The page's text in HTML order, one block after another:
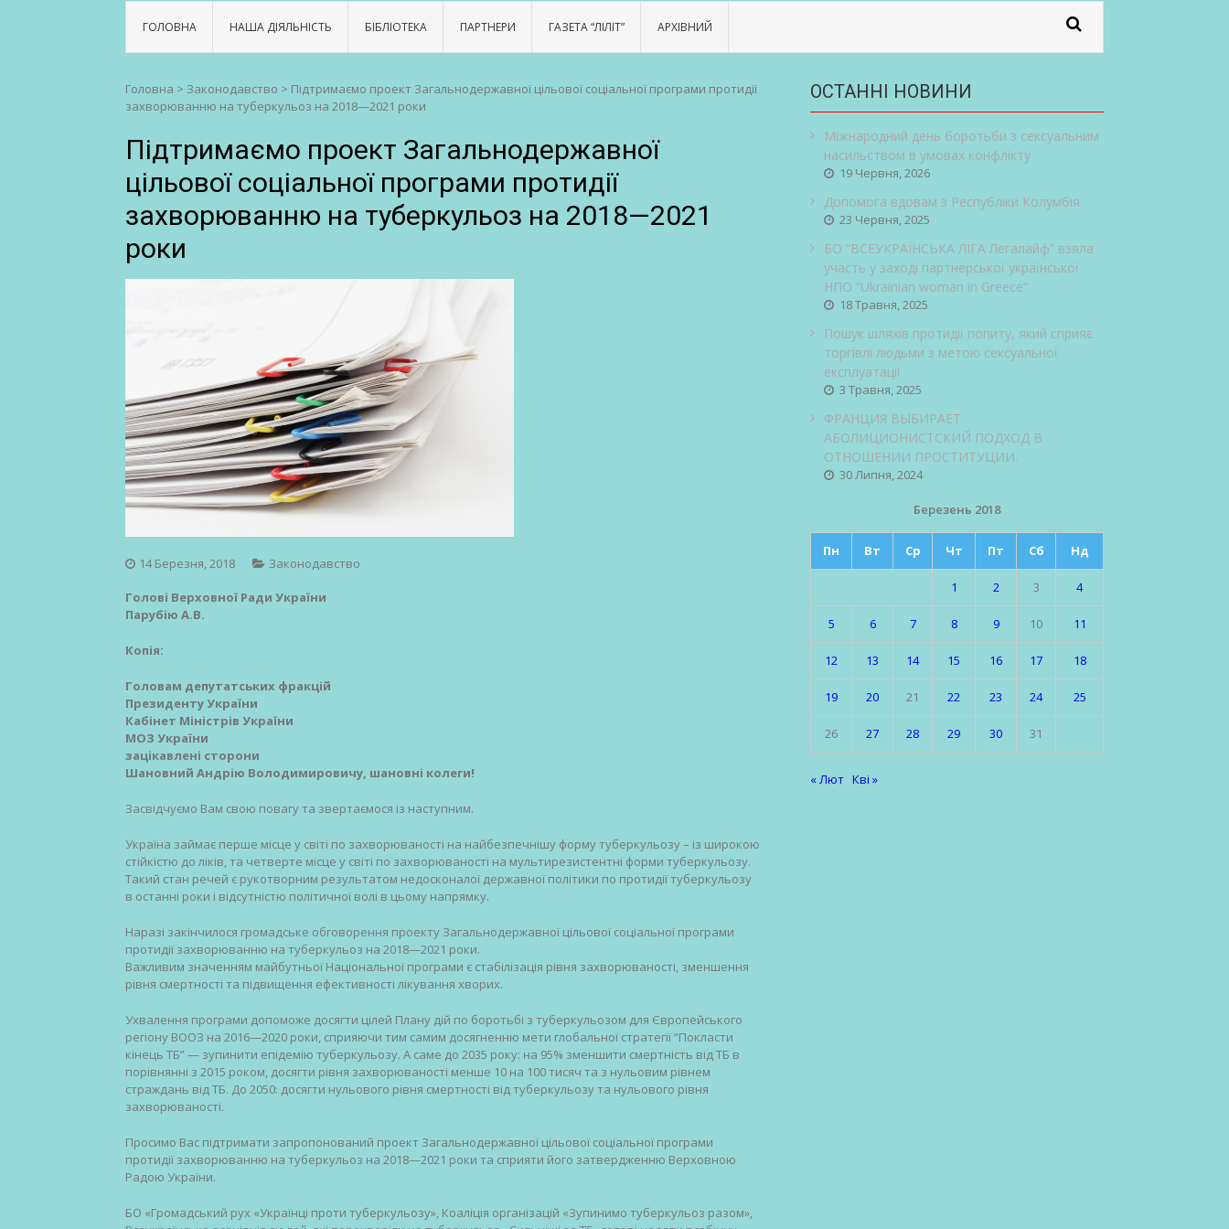
ГОЛОВНА НАША ДІЯЛЬНІСТЬ БІБЛІОТЕКА ПАРТНЕРИ ГАЗЕТА “ЛІЛІТ” АРХІВНИЙ
Головна > Законодавство > Підтримаємо проект Загальнодержавної цільової соціальної програми протидії
захворюванню на туберкульоз на 2018—2021 роки
Підтримаємо проект Загальнодержавної
цільової соціальної програми протидії
захворюванню на туберкульоз на 2018—2021
роки
14 Березня, 2018 Законодавство
Голові Верховної Ради України
Парубію А.В.
Копія:
Головам депутатських фракцій
Президенту України
Кабінет Міністрів України
МОЗ України
зацікавлені сторони
Шановний Андрію Володимировичу, шановні колеги!
Засвідчуємо Вам свою повагу та звертаємося із наступним.
Україна займає перше місце у світі по захворюваності на найбезпечнішу форму туберкульозу – із широкою
стійкістю до ліків, та четверте місце у світі по захворюваності на мультирезистентні форми туберкульозу.
Такий стан речей є рукотворним результатом недосконалої державної політики по протидії туберкульозу
в останні роки і відсутністю політичної волі в цьому напрямку.
Наразі закінчилося громадське обговорення проекту Загальнодержавної цільової соціальної програми
протидії захворюванню на туберкульоз на 2018—2021 роки.
Важливим значенням майбутньої Національної програми є стабілізація рівня захворюваності, зменшення
рівня смертності та підвищення ефективності лікування хворих.
Ухвалення програми допоможе досягти цілей Плану дій по боротьбі з туберкульозом для Європейського
регіону ВООЗ на 2016—2020 роки, сприяючи тим самим досягненню мети глобальної стратегії “Покласти
кінець ТБ” — зупинити епідемію туберкульозу. А саме до 2035 року: на 95% зменшити смертність від ТБ в
порівнянні з 2015 роком, досягти рівня захворюваності менше 10 на 100 тисяч та з нульовим рівнем
страждань від ТБ. До 2050: досягти нульового рівня смертності від туберкульозу та нульового рівня
захворюваності.
Просимо Вас підтримати запропонований проект Загальнодержавної цільової соціальної програми
протидії захворюванню на туберкульоз на 2018—2021 роки та сприяти його затвердженню Верховною
Радою України.
БО «Громадський рух «Українці проти туберкульозу», Коаліція організацій «Зупинимо туберкульоз разом»,
ОСТАННІ НОВИНИ
Міжнародний день боротьби з сексуальним
насильством в умовах конфлікту
19 Червня, 2026
Допомога вдовам з Республіки Колумбія
23 Червня, 2025
БО “ВСЕУКРАЇНСЬКА ЛІГА Легалайф” взяла
участь у заході партнерської української
НПО “Ukrainian woman in Greece”
18 Травня, 2025
Пошук шляхів протидії попиту, який сприяє
торгівлі людьми з метою сексуальної
експлуатації
3 Травня, 2025
ФРАНЦИЯ ВЫБИРАЕТ
АБОЛИЦИОНИСТСКИЙ ПОДХОД В
ОТНОШЕНИИ ПРОСТИТУЦИИ.
30 Липня, 2024
Березень 2018
Пн Вт Ср Чт Пт Сб Нд
1 2 3 4
5 6 7 8 9 10 11
12 13 14 15 16 17 18
19 20 21 22 23 24 25
26 27 28 29 30 31
« Лют Кві »